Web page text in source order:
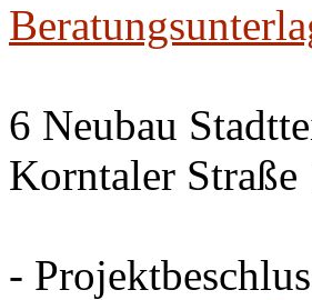
6 Neubau
Korntaler
-